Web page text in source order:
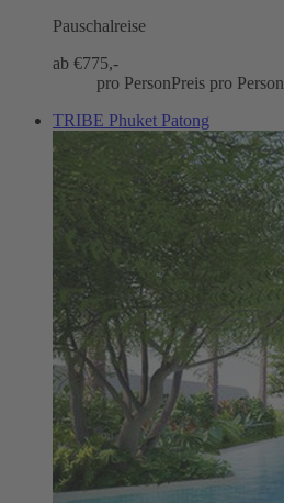
Pauschalreise
ab €775,-
pro PersonPreis pro Person
TRIBE Phuket Patong